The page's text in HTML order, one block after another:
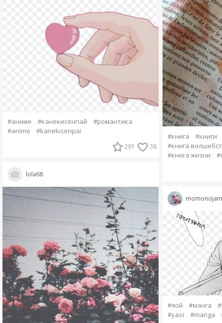
#аниме #канекисенпай
#романтика
#anime
#kanekisenpai
291 38
lola68
#книга
#книги
#книга
#книга жизни
#яой #манга
#yaoi
#manga